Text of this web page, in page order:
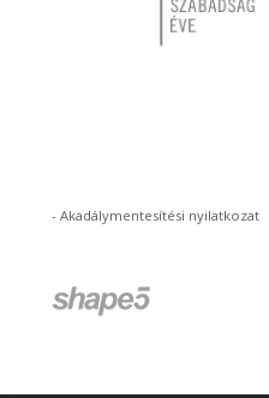
-Akadálymentesítési nyilatkozat